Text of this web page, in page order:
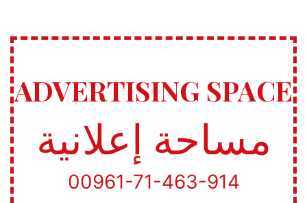
ADVERTISING SPACE
مساحة إعلانية
00961-71-463-914